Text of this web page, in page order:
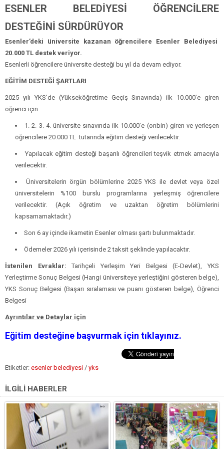
ESENLER BELEDİYESİ ÖĞRENCİLERE
DESTEĞİNİ SÜRDÜRÜYOR
Esenler’deki üniversite kazanan öğrencilere Esenler Belediyesi
20.000 TL destek veriyor.
Esenlerli öğrencilere üniversite desteği bu yıl da devam ediyor.
EĞİTİM DESTEĞİ ŞARTLARI
2025 yılı YKS’de (Yükseköğretime Geçiş Sınavında) ilk 10.000’e giren
öğrenci için:
1. 2. 3. 4. üniversite sınavında ilk 10.000’e (onbin) giren ve yerleşen
öğrencilere 20.000 TL tutarında eğitim desteği verilecektir.
Yapılacak eğitim desteği başarılı öğrencileri teşvik etmek amacıyla
verilecektir.
Üniversitelerin örgün bölümlerine 2025 YKS ile devlet veya özel
üniversitelerin %100 burslu programlarına yerleşmiş öğrencilere
verilecektir. (Açık öğretim ve uzaktan öğretim bölümlerini
kapsamamaktadır.)
Son 6 ay içinde ikametin Esenler olması şartı bulunmaktadır.
Ödemeler 2026 yılı içerisinde 2 taksit şeklinde yapılacaktır.
İstenilen Evraklar: Tarihçeli Yerleşim Yeri Belgesi (E-Devlet), YKS
Yerleştirme Sonuç Belgesi (Hangi üniversiteye yerleştiğini gösteren belge),
YKS Sonuç Belgesi (Başarı sıralaması ve puanı gösteren belge), Öğrenci
Belgesi
Ayrıntılar ve Detaylar için
Eğitim desteğine başvurmak için tıklayınız.
Etiketler: esenler belediyesi / yks
İLGİLİ HABERLER